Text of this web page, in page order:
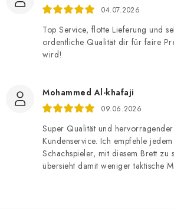
04.07.2026
Top Service, flotte Lieferung und
ordentliche Qualität dir für faire
wird!
Mohammed Al-khafaji
09.06.2026
Super Qualität und hervorragender
Kundenservice. Ich empfehle jedem
Schachspieler, mit diesem Brett zu
übersieht damit weniger taktische